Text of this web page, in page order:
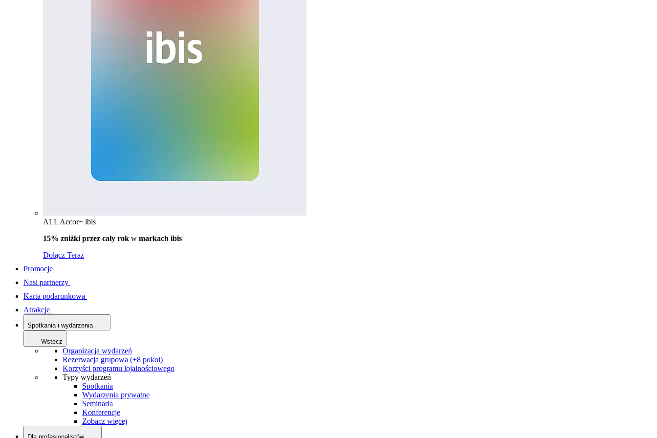
ALL Accor+ ibis
15% zniżki przez cały rok w markach ibis
Dołącz Teraz
Promocje
Nasi partnerzy
Karta podarunkowa
Atrakcje
Spotkania i wydarzenia
Wstecz
Organizacja wydarzeń
Rezerwacja grupowa (+8 pokoi)
Korzyści programu lojalnościowego
Typy wydarzeń
Spotkania
Wydarzenia prywatne
Seminaria
Konferencje
Zobacz więcej